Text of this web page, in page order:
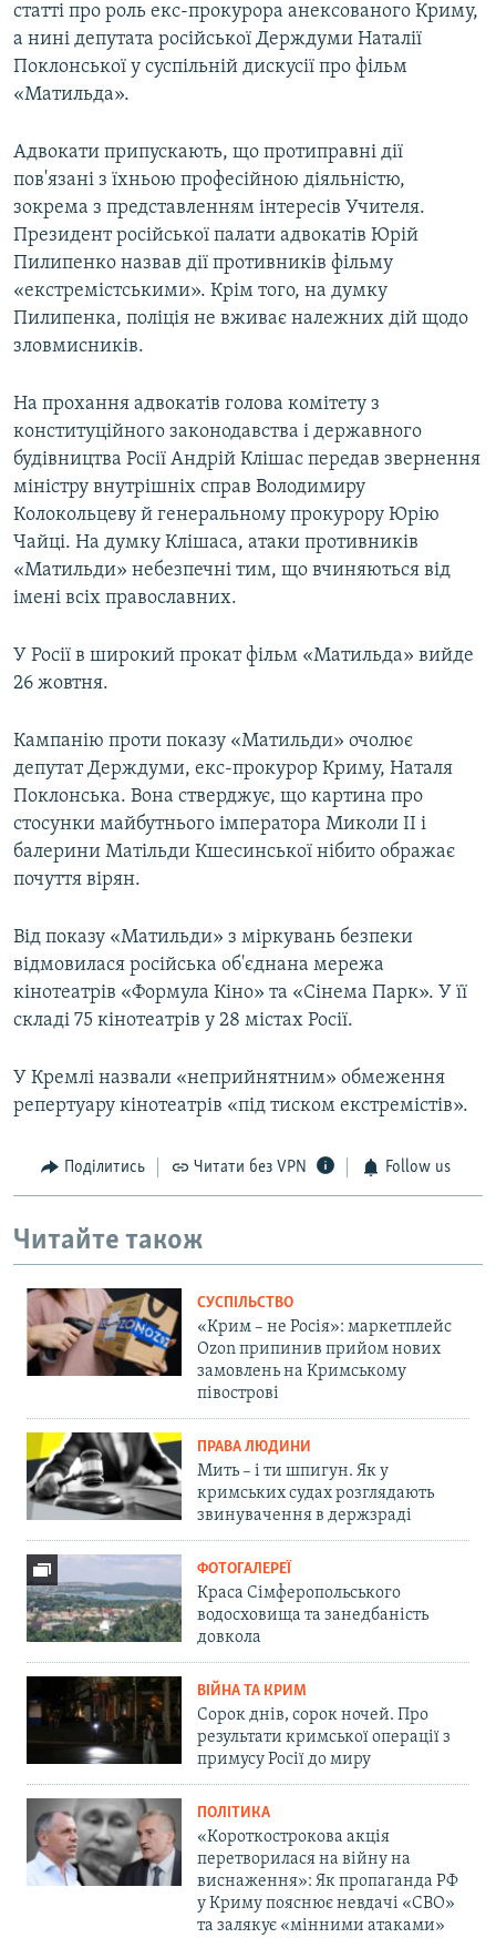
статті про роль екс-прокурора анексованого Криму,
а нині депутата російської Держдуми Наталії
Поклонської у суспільній дискусії про фільм
«Матильда».
Адвокати припускають, що протиправні дії
пов'язані з їхньою професійною діяльністю,
зокрема з представленням інтересів Учителя.
Президент російської палати адвокатів Юрій
Пилипенко назвав дії противників фільму
«екстремістськими». Крім того, на думку
Пилипенка, поліція не вживає належних дій щодо
зловмисників.
На прохання адвокатів голова комітету з
конституційного законодавства і державного
будівництва Росії Андрій Клішас передав звернення
міністру внутрішніх справ Володимиру
Колокольцеву й генеральному прокурору Юрію
Чайці. На думку Клішаса, атаки противників
«Матильди» небезпечні тим, що вчиняються від
імені всіх православних.
У Росії в широкий прокат фільм «Матильда» вийде
26 жовтня.
Кампанію проти показу «Матильди» очолює
депутат Держдуми, екс-прокурор Криму, Наталя
Поклонська. Вона стверджує, що картина про
стосунки майбутнього імператора Миколи II і
балерини Матільди Кшесинської нібито ображає
почуття вірян.
Від показу «Матильди» з міркувань безпеки
відмовилася російська об'єднана мережа
кінотеатрів «Формула Кіно» та «Сінема Парк». У її
складі 75 кінотеатрів у 28 містах Росії.
У Кремлі назвали «неприйнятним» обмеження
репертуару кінотеатрів «під тиском екстремістів».
Поділитись Читати без VPN Follow us
Читайте також
СУСПІЛЬСТВО
«Крим – не Росія»: маркетплейс
Ozon припинив прийом нових
замовлень на Кримському
півострові
ПРАВА ЛЮДИНИ
Мить – і ти шпигун. Як у
кримських судах розглядають
звинувачення в держзраді
ФОТОГАЛЕРЕЇ
Краса Сімферопольського
водосховища та занедбаність
довкола
ВІЙНА ТА КРИМ
Сорок днів, сорок ночей. Про
результати кримської операції з
примусу Росії до миру
ПОЛІТИКА
«Короткострокова акція
перетворилася на війну на
виснаження»: Як пропаганда РФ
у Криму пояснює невдачі «СВО»
та залякує «мінними атаками»